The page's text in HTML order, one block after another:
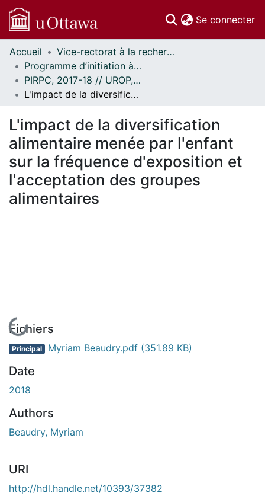
Se connecter
Communautés
et collections
Parcourir
Statistiques
À propos
Accueil
Vice-rectorat à la recherche // Office of the V-P, Research
Programme d’initiation à la recherche au premier cycle (PIRPC) // Undergraduate Research Opportunity Program (UROP)
PIRPC, 2017-18 // UROP, 2017-18
L'impact de la diversification alimentaire menée par l'enfant sur la fréquence d'exposition et l'acceptation des groupes alimentaires
L'impact de la diversification
alimentaire menée par l'enfant
sur la fréquence d'exposition et
l'acceptation des groupes
alimentaires
En cours de chargement...
Fichiers
Principal Myriam Beaudry.pdf (351.89 KB)
Date
2018
Authors
Beaudry, Myriam
URI
http://hdl.handle.net/10393/37382